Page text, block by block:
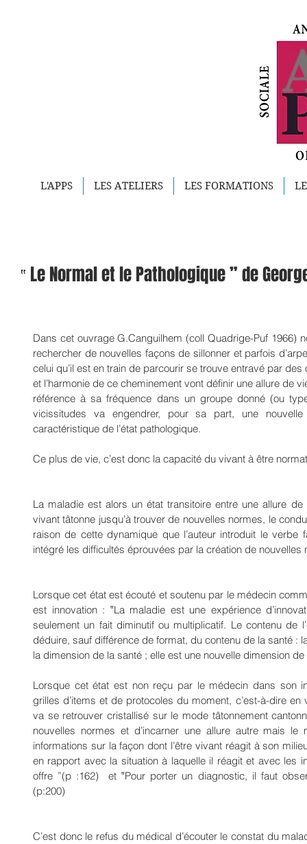
L'APPS LES ATELIERS LES FORMATIONS
‟ Le Normal et le Pathologique ” de
Dans cet ouvrage G.Canguilhem (coll Quadrige-Puf 1966)
rechercher de nouvelles façons de sillonner et parfois
celui qu’il est en train de parcourir se trouve entravé par
et l’harmonie de ce cheminement vont définir une allure de
référence à sa fréquence dans un groupe donné (ou
vicissitudes va engendrer, pour sa part, une
caractéristique de l’état pathologique.
Ce plus de vie, c’est donc la capacité du vivant à être
La maladie est alors un état transitoire entre une allure
vivant tâtonne jusqu’à trouver de nouvelles normes, le
raison de cette dynamique que l’auteur introduit le
intégré les difficultés éprouvées par la création de
Lorsque cet état est écouté et soutenu par le médecin
est innovation : ‟La maladie est une expérience
seulement un fait diminutif ou multiplicatif. Le contenu de
déduire, sauf différence de format, du contenu de la santé :
la dimension de la santé ; elle est une nouvelle dimension de
Lorsque cet état est non reçu par le médecin dans son
grilles d’items et de protocoles du moment, c’est-à-dire en
va se retrouver cristallisé sur le mode tâtonnement
nouvelles normes et d’incarner une allure autre mais
informations sur la façon dont l’être vivant réagit à son
en rapport avec la situation à laquelle il réagit et avec les
offre ”(p :162)  et ‟Pour porter un diagnostic, il faut
(p:200)
C’est donc le refus du médical d’écouter le constat du